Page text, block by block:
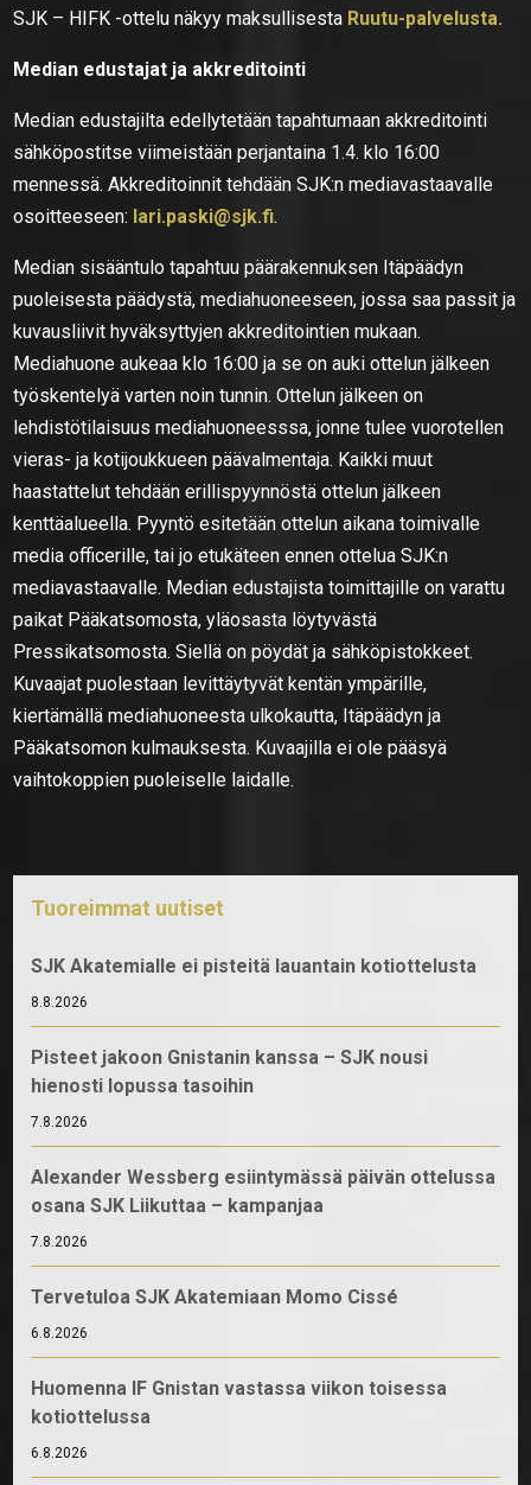
SJK – HIFK -ottelu näkyy maksullisesta Ruutu-palvelusta.
Median edustajat ja akkreditointi
Median edustajilta edellytetään tapahtumaan akkreditointi
sähköpostitse viimeistään perjantaina 1.4. klo 16:00
mennessä. Akkreditoinnit tehdään SJK:n mediavastaavalle
osoitteeseen: lari.paski@sjk.fi.
Median sisääntulo tapahtuu päärakennuksen Itäpäädyn
puoleisesta päädystä, mediahuoneeseen, jossa saa passit ja
kuvausliivit hyväksyttyjen akkreditointien mukaan.
Mediahuone aukeaa klo 16:00 ja se on auki ottelun jälkeen
työskentelyä varten noin tunnin. Ottelun jälkeen on
lehdistötilaisuus mediahuoneesssa, jonne tulee vuorotellen
vieras- ja kotijoukkueen päävalmentaja. Kaikki muut
haastattelut tehdään erillispyynnöstä ottelun jälkeen
kenttäalueella. Pyyntö esitetään ottelun aikana toimivalle
media officerille, tai jo etukäteen ennen ottelua SJK:n
mediavastaavalle. Median edustajista toimittajille on varattu
paikat Pääkatsomosta, yläosasta löytyvästä
Pressikatsomosta. Siellä on pöydät ja sähköpistokkeet.
Kuvaajat puolestaan levittäytyvät kentän ympärille,
kiertämällä mediahuoneesta ulkokautta, Itäpäädyn ja
Pääkatsomon kulmauksesta. Kuvaajilla ei ole pääsyä
vaihtokoppien puoleiselle laidalle.
Tuoreimmat uutiset
SJK Akatemialle ei pisteitä lauantain kotiottelusta
8.8.2026
Pisteet jakoon Gnistanin kanssa – SJK nousi
hienosti lopussa tasoihin
7.8.2026
Alexander Wessberg esiintymässä päivän ottelussa
osana SJK Liikuttaa – kampanjaa
7.8.2026
Tervetuloa SJK Akatemiaan Momo Cissé
6.8.2026
Huomenna IF Gnistan vastassa viikon toisessa
kotiottelussa
6.8.2026